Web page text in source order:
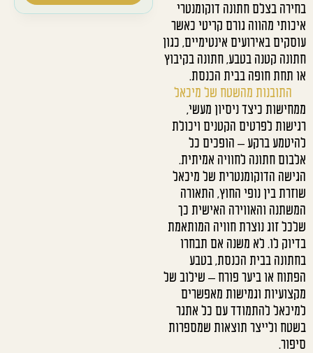
בחירה בצלם חתונה דוקומנטרי
איכותי מהווה גורם קריטי כאשר
עוסקים באירועים אינטימיים, כגון
חתונה קטנה בטבע, חתונה בקיבוץ
או תחת חופה בבית הכנסת.
התובנות מהשטח של מיכאל
ממחישות כיצד ניסיון מעשי,
רגישות לפרטים הקטנים ויכולת
להיטמע ברקע – הופכים כל
אלבום חתונה לחוויה אמיתית.
הגישה הדוקומנטרית של מיכאל
שוזרת בין נופי החוץ, התאורה
המשתנה והאווירה האישית כך
שלכל זוג נוצרת חוויה המותאמת
בדיוק לו. לא משנה אם תבחרו
בחתונה בבית הכנסת, בטבע
הפתוח או ביער פורח – שילוב של
מקצועיות וגמישות מאפשרים
למיכאל להתמודד עם כל אתגר
בשטח ולייצר תוצאות שמספרות
סיפור.